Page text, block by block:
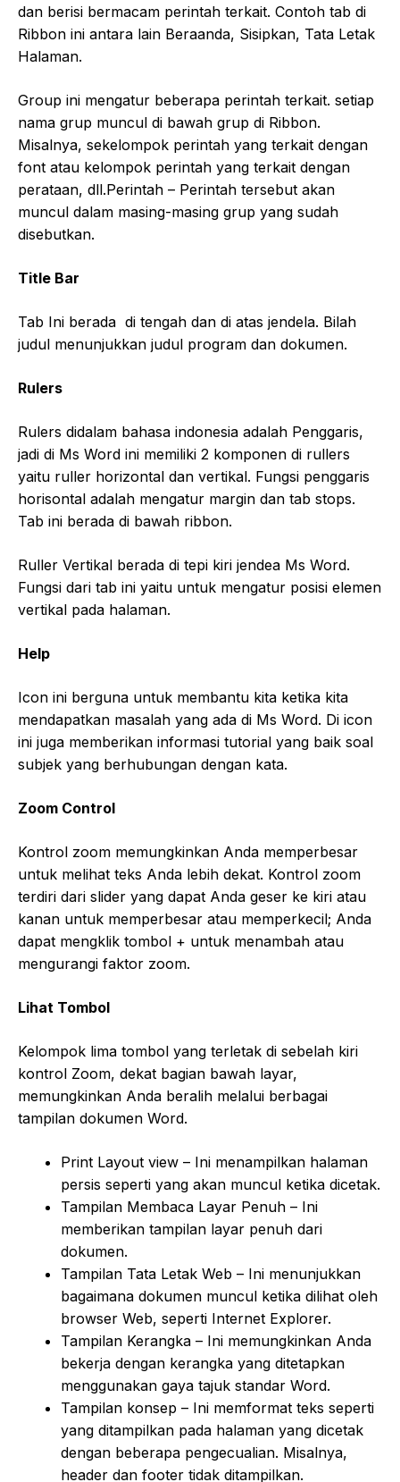
dan berisi bermacam perintah terkait. Contoh tab di
Ribbon ini antara lain Beraanda, Sisipkan, Tata Letak
Halaman.
Group ini mengatur beberapa perintah terkait. setiap
nama grup muncul di bawah grup di Ribbon.
Misalnya, sekelompok perintah yang terkait dengan
font atau kelompok perintah yang terkait dengan
perataan, dll.Perintah – Perintah tersebut akan
muncul dalam masing-masing grup yang sudah
disebutkan.
Title Bar
Tab Ini berada di tengah dan di atas jendela. Bilah
judul menunjukkan judul program dan dokumen.
Rulers
Rulers didalam bahasa indonesia adalah Penggaris,
jadi di Ms Word ini memiliki 2 komponen di rullers
yaitu ruller horizontal dan vertikal. Fungsi penggaris
horisontal adalah mengatur margin dan tab stops.
Tab ini berada di bawah ribbon.
Ruller Vertikal berada di tepi kiri jendea Ms Word.
Fungsi dari tab ini yaitu untuk mengatur posisi elemen
vertikal pada halaman.
Help
Icon ini berguna untuk membantu kita ketika kita
mendapatkan masalah yang ada di Ms Word. Di icon
ini juga memberikan informasi tutorial yang baik soal
subjek yang berhubungan dengan kata.
Zoom Control
Kontrol zoom memungkinkan Anda memperbesar
untuk melihat teks Anda lebih dekat. Kontrol zoom
terdiri dari slider yang dapat Anda geser ke kiri atau
kanan untuk memperbesar atau memperkecil; Anda
dapat mengklik tombol + untuk menambah atau
mengurangi faktor zoom.
Lihat Tombol
Kelompok lima tombol yang terletak di sebelah kiri
kontrol Zoom, dekat bagian bawah layar,
memungkinkan Anda beralih melalui berbagai
tampilan dokumen Word.
Print Layout view – Ini menampilkan halaman
persis seperti yang akan muncul ketika dicetak.
Tampilan Membaca Layar Penuh – Ini
memberikan tampilan layar penuh dari
dokumen.
Tampilan Tata Letak Web – Ini menunjukkan
bagaimana dokumen muncul ketika dilihat oleh
browser Web, seperti Internet Explorer.
Tampilan Kerangka – Ini memungkinkan Anda
bekerja dengan kerangka yang ditetapkan
menggunakan gaya tajuk standar Word.
Tampilan konsep – Ini memformat teks seperti
yang ditampilkan pada halaman yang dicetak
dengan beberapa pengecualian. Misalnya,
header dan footer tidak ditampilkan.